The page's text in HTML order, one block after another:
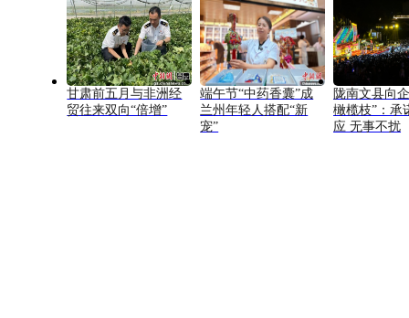
甘肃前五月与非洲经
贸往来双向“倍增”
端午节“中药香囊”成
兰州年轻人搭配“新
宠”
陇南文县向
橄榄枝”：承
应 无事不扰